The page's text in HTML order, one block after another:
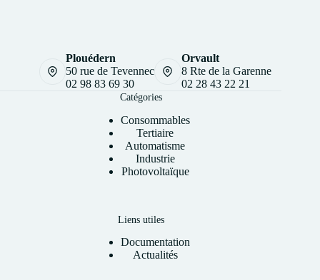
Plouédern
50 rue de Tevennec
02 98 83 69 30
Orvault
8 Rte de la Garenne
02 28 43 22 21
Catégories
Consommables
Tertiaire
Automatisme
Industrie
Photovoltaïque
Liens utiles
Documentation
Actualités